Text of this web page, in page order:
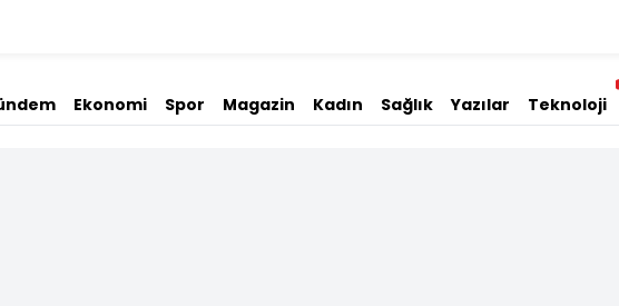
Ekonomi Spor Magazin Kadın Sağlık Yazılar Teknoloji